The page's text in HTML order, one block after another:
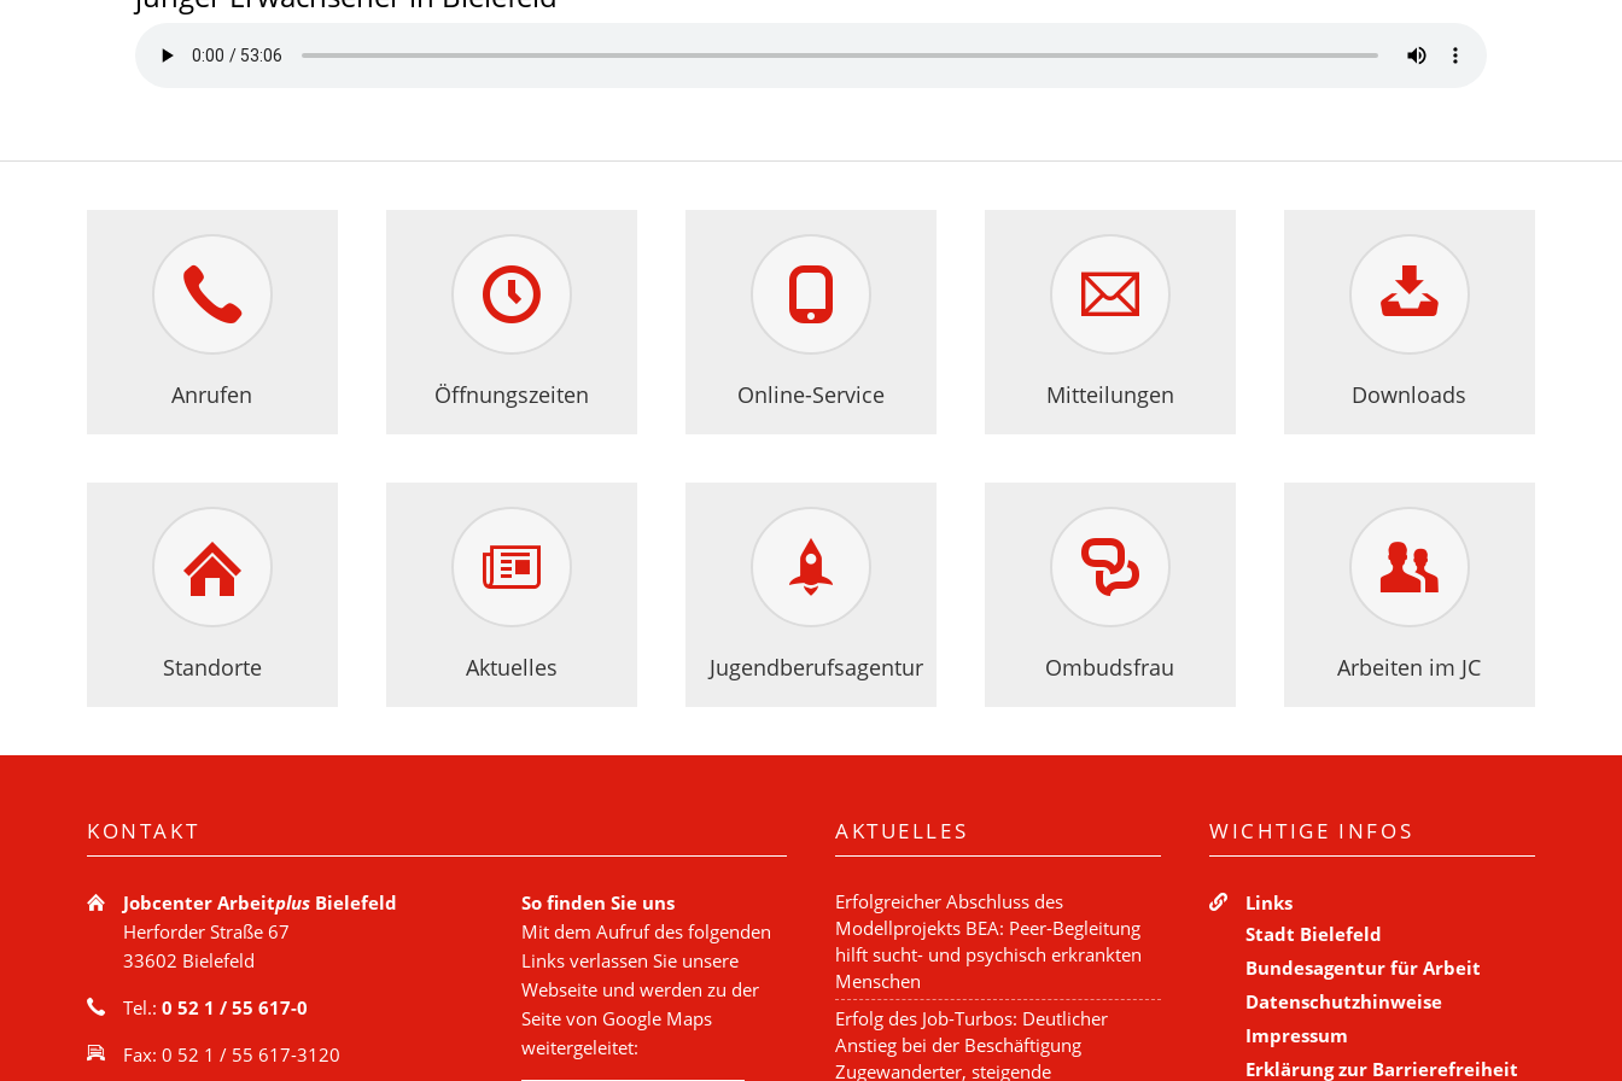
Anrufen Öffnungszeiten Online-Service Mitteilungen Downloads
Standorte Aktuelles Jugendberufsagentur Ombudsfrau Arbeiten im JC
KONTAKT
Jobcenter Arbeitplus Bielefeld
Herforder Straße 67
33602 Bielefeld
Tel.: 0 52 1 / 55 617-0
Fax: 0 52 1 / 55 617-3120
So finden Sie uns
Mit dem Aufruf des folgenden
Links verlassen Sie unsere
Webseite und werden zu der
Seite von Google Maps
weitergeleitet:
AKTUELLES
Erfolgreicher Abschluss des
Modellprojekts BEA: Peer-Begleitung
hilft sucht- und psychisch erkrankten
Menschen
Erfolg des Job-Turbos: Deutlicher
Anstieg bei der Beschäftigung
Zugewanderter, steigende
WICHTIGE INFOS
Links
Stadt Bielefeld
Bundesagentur für Arbeit
Datenschutzhinweise
Impressum
Erklärung zur Barrierefreiheit